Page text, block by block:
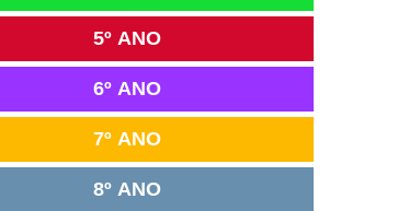
5º ANO
6º ANO
7º ANO
8º ANO